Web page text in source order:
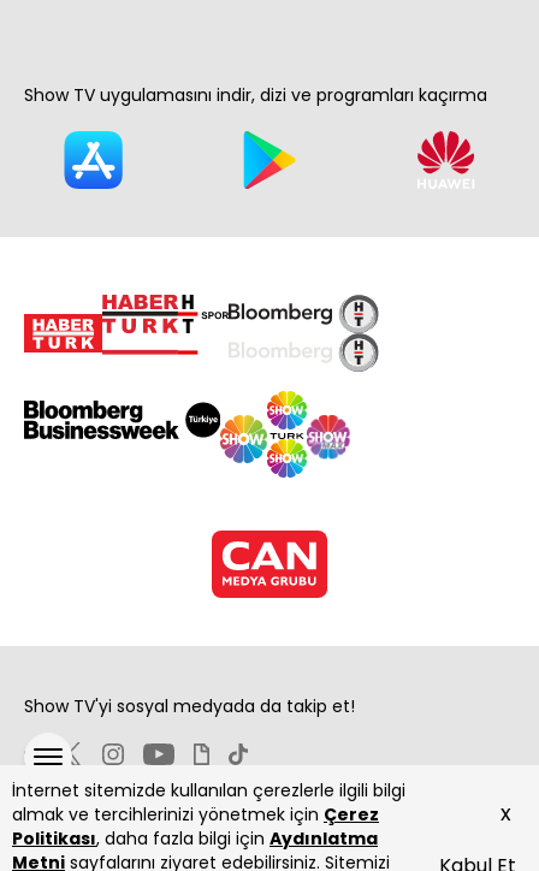
İnternet sitemizde kullanılan çerezlerle ilgili bilgi
almak ve tercihlerinizi yönetmek için Çerez
Politikası, daha fazla bilgi için Aydınlatma
Metni sayfalarını ziyaret edebilirsiniz. Sitemizi
x
Show TV uygulamasını indir, dizi ve programları kaçırma
Show TV'yi sosyal medyada da takip et!